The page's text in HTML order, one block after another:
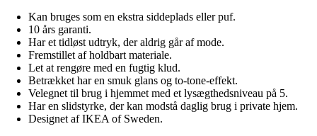
Kan bruges som en ekstra siddeplads eller puf.
10 års garanti.
Har et tidløst udtryk, der aldrig går af mode.
Fremstillet af holdbart materiale.
Let at rengøre med en fugtig klud.
Betrækket har en smuk glans og to-tone-effekt.
Velegnet til brug i hjemmet med et lysægthedsniveau på 5.
Har en slidstyrke, der kan modstå daglig brug i private hjem.
Designet af IKEA of Sweden.